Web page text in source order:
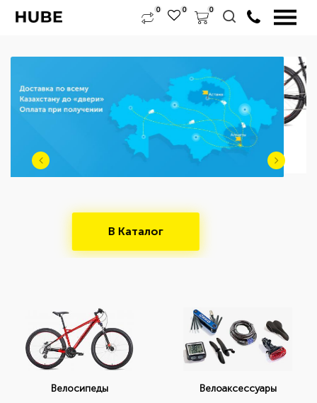
0 0 0
Выбрать
Велосипеды Велоаксессуары